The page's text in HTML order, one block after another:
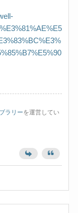
ラリーを運営してい